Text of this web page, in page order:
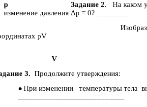
р
Задание 2. На каком
изменение давления Δр = 0? ________
ЭТОТ
рV
3. Продолжите утверждения:
При изменении температуры тела